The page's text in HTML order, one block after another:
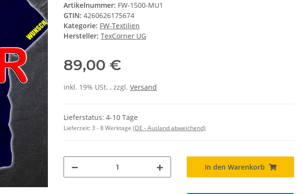
Artikelnummer: FW-1500-MU1
GTIN: 4260626175674
Kategorie: FW-Textilien
Hersteller: TexCorner UG
89,00 €
inkl. 19% USt. , zzgl. Versand
Lieferstatus: 4-10 Tage
Lieferzeit:3 - 8 Werktage (DE - Ausland abweichend)
In den Warenkorb